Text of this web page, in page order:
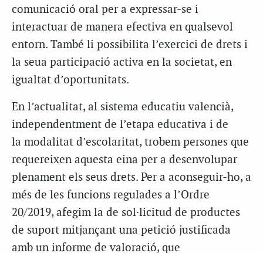
comunicació oral per a expressar-se i
interactuar de manera efectiva en qualsevol
entorn. També li possibilita l’exercici de drets i
la seua participació activa en la societat, en
igualtat d’oportunitats.
En l’actualitat, al sistema educatiu valencià,
independentment de l’etapa educativa i de
la modalitat d’escolaritat, trobem persones que
requereixen aquesta eina per a desenvolupar
plenament els seus drets. Per a aconseguir-ho, a
més de les funcions regulades a l’Ordre
20/2019, afegim la de sol·licitud de productes
de suport mitjançant una petició justificada
amb un informe de valoració, que